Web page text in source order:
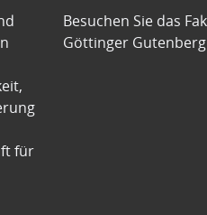
für
Besuchen Sie das
Göttinger